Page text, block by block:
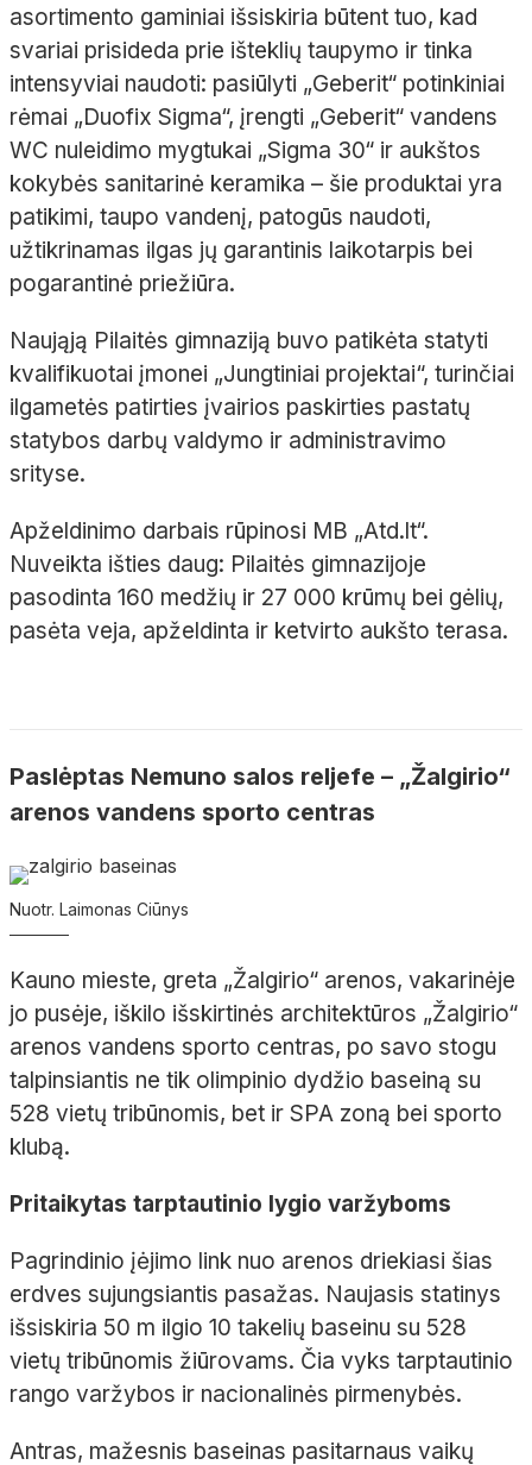
asortimento gaminiai išsiskiria būtent tuo, kad
svariai prisideda prie išteklių taupymo ir tinka
intensyviai naudoti: pasiūlyti „Geberit“ potinkiniai
rėmai „Duofix Sigma“, įrengti „Geberit“ vandens
WC nuleidimo mygtukai „Sigma 30“ ir aukštos
kokybės sanitarinė keramika – šie produktai yra
patikimi, taupo vandenį, patogūs naudoti,
užtikrinamas ilgas jų garantinis laikotarpis bei
pogarantinė priežiūra.
Naująją Pilaitės gimnaziją buvo patikėta statyti
kvalifikuotai įmonei „Jungtiniai projektai“, turinčiai
ilgametės patirties įvairios paskirties pastatų
statybos darbų valdymo ir administravimo
srityse.
Apželdinimo darbais rūpinosi MB „Atd.lt“.
Nuveikta išties daug: Pilaitės gimnazijoje
pasodinta 160 medžių ir 27 000 krūmų bei gėlių,
pasėta veja, apželdinta ir ketvirto aukšto terasa.
Paslėptas Nemuno salos reljefe – „Žalgirio“
arenos vandens sporto centras
Nuotr. Laimonas Ciūnys
Kauno mieste, greta „Žalgirio“ arenos, vakarinėje
jo pusėje, iškilo išskirtinės architektūros „Žalgirio“
arenos vandens sporto centras, po savo stogu
talpinsiantis ne tik olimpinio dydžio baseiną su
528 vietų tribūnomis, bet ir SPA zoną bei sporto
klubą.
Pritaikytas tarptautinio lygio varžyboms
Pagrindinio įėjimo link nuo arenos driekiasi šias
erdves sujungsiantis pasažas. Naujasis statinys
išsiskiria 50 m ilgio 10 takelių baseinu su 528
vietų tribūnomis žiūrovams. Čia vyks tarptautinio
rango varžybos ir nacionalinės pirmenybės.
Antras, mažesnis baseinas pasitarnaus vaikų